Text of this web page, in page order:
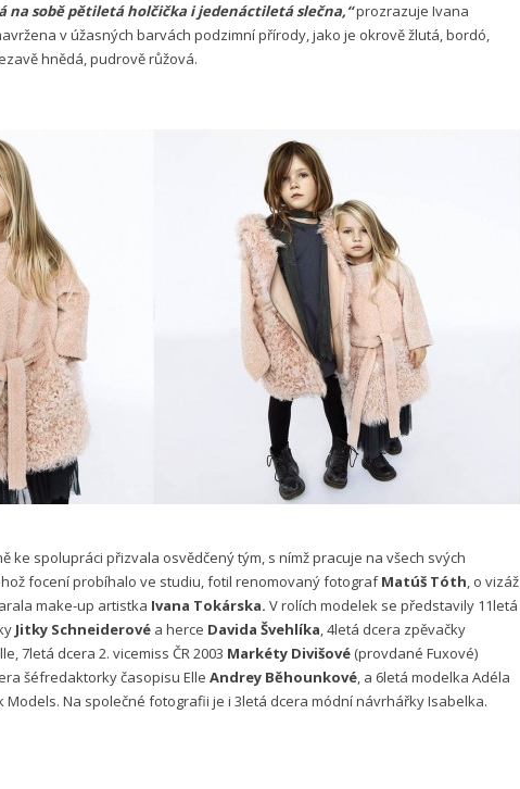
na sobě pětiletá holčička i jedenáctiletá slečna,“prozrazuje Ivana
v úžasných barvách podzimní přírody, jako je okrově žlutá, bordó,
hnědá, pudrově růžová.
ke spolupráci přizvala osvědčený tým, s nímž pracuje na všech svých
focení probíhalo ve studiu, fotil renomovaný fotografMatúš Tóth, o vizáž
make-up artistka Ivana Tokárska. V rolích modelek se představily 11letá
Jitky Schneiderové a herce Davida Švehlíka, 4letá dcera zpěvačky
7letá dcera 2. vicemiss ČR 2003 Markéty Divišové (provdané Fuxové)
šéfredaktorky časopisu Elle Andrey Běhounkové, a 6letá modelka Adéla
Models. Na společné fotografii je i 3letá dcera módní návrhářky Isabelka.